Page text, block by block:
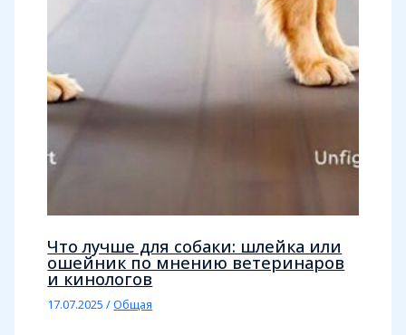
Что лучше для собаки: шлейка или
ошейник по мнению ветеринаров
и кинологов
17.07.2025/Общая